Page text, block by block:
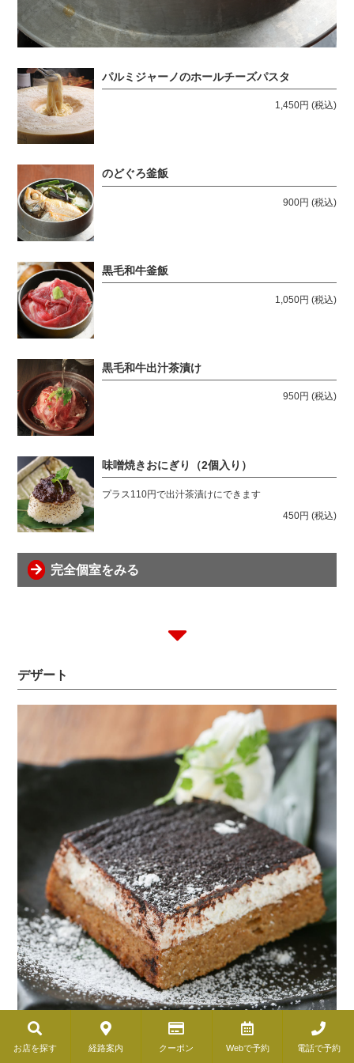
パルミジャーノのホールチーズパスタ
1,450円 (税込)
のどぐろ釜飯
900円 (税込)
黒毛和牛釜飯
1,050円 (税込)
黒毛和牛出汁茶漬け
950円 (税込)
味噌焼きおにぎり（2個入り）
プラス110円で出汁茶漬けにできます
450円 (税込)
完全個室をみる
デザート
濃厚ティラミス
お店を探す 経路案内 クーポン Webで予約 電話で予約